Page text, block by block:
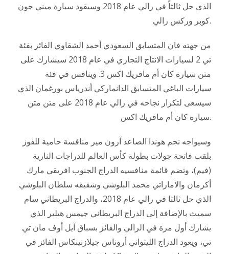
الذي حل ثالثاً في رالي عام 2018 وسيقود سيارة ميني جون
كوبر وركس رالي.
من جهته فان المتسابق السعودي أحمد الشقاوي الفائز بفئة
تي 2 لسيارات الانتاج التجاري في عام 2018 سيشارك على
متن سيارة كان أم مافريك اكس 3. وينافس في فئة
سيارات الباغي المتسابق الدانماركي أندرياس بورغمان الذي
سيسعى لتكرار نجاحه في رالي عام 2018 على متن متن
سيارة كان أم مافريك اكس.
وسيواجه نجم هوندا الصاعد آرون مير منافسة حامية للفوز
بلقب فاتحة جولات بطولة كأس العالم للدراجات النارية
(فيم)، وتضم قائمة منافسيه الدراج الجنوب افريقي مارك
أكرمان والاماراتي محمد البلوشي وشقيقه سلطان البلوشي
الذي حل ثالثا في رالي عام 2018، والدراج البريطاني سام
سميث بالإضافة إلى الدراج البريطاني جيمس هيلير الذي
يشارك أول مرة في الرالي والفائز بسباق آيل أوف مان تي
تي، ويعود الدراج الليثواني أروناس جيلازنينكاس الفائز في